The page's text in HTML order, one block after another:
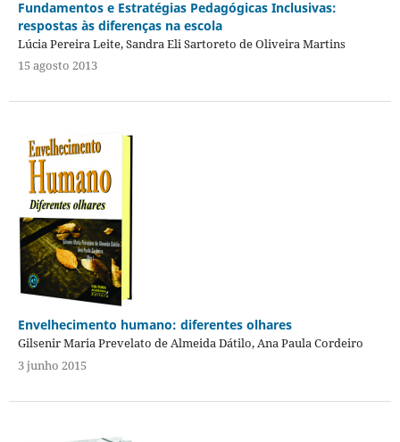
Fundamentos e Estratégias Pedagógicas Inclusivas:
respostas às diferenças na escola
Lúcia Pereira Leite, Sandra Eli Sartoreto de Oliveira Martins
15 agosto 2013
Envelhecimento humano: diferentes olhares
Gilsenir Maria Prevelato de Almeida Dátilo, Ana Paula Cordeiro
3 junho 2015